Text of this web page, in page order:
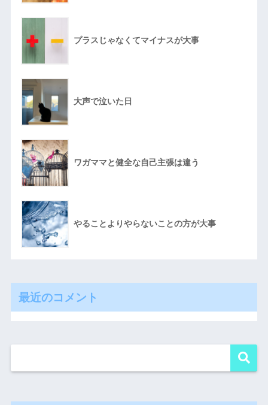
プラスじゃなくてマイナスが大事
大声で泣いた日
ワガママと健全な自己主張は違う
やることよりやらないことの方が大事
最近のコメント